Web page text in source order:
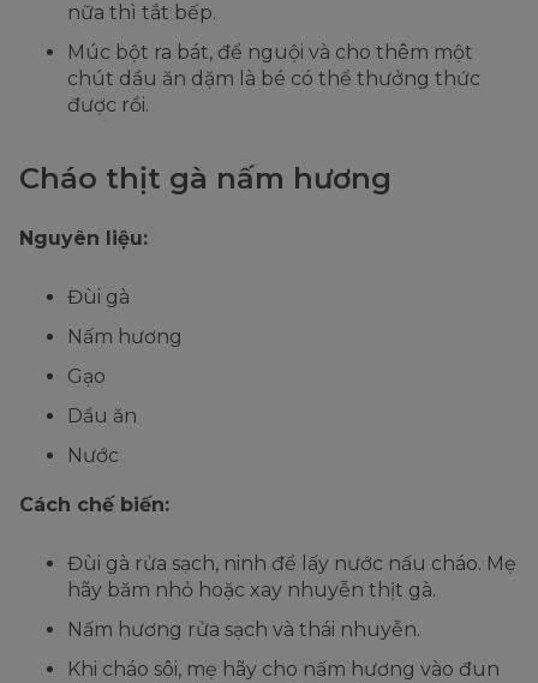
nữa thì tắt bếp.
Múc bột ra bát, để nguội và cho thêm một
chút dầu ăn dặm là bé có thể thưởng thức
được rồi.
Cháo thịt gà nấm hương
Nguyên liệu:
Đùi gà
Nấm hương
Gạo
Dầu ăn
Nước
Cách chế biến:
Đùi gà rửa sạch, ninh để lấy nước nấu cháo. Mẹ
hãy băm nhỏ hoặc xay nhuyễn thịt gà.
Nấm hương rửa sạch và thái nhuyễn.
Khi cháo sôi, mẹ hãy cho nấm hương vào đun